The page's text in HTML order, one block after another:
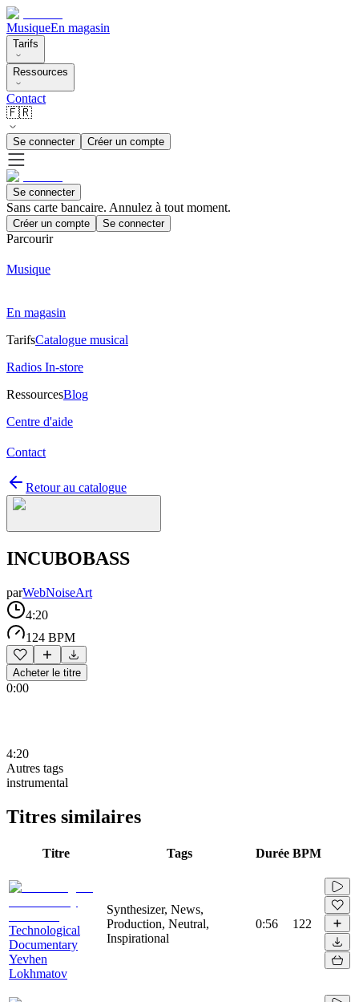
MusiqueEn magasin
Tarifs
Ressources
Contact
🇫🇷
Se connecter Créer un compte
Se connecter
Sans carte bancaire. Annulez à tout moment.
Créer un compte Se connecter
Parcourir
Musique
En magasin
TarifsCatalogue musical
Radios In-store
RessourcesBlog
Centre d'aide
Contact
Retour au catalogue
INCUBOBASS
parWebNoiseArt
4:20
124 BPM
Acheter le titre
0:00
4:20
Autres tags
instrumental
Titres similaires
Titre Tags Durée BPM
Technological
Documentary
Yevhen
Lokhmatov
Synthesizer, News,
Production, Neutral,
Inspirational
0:56 122